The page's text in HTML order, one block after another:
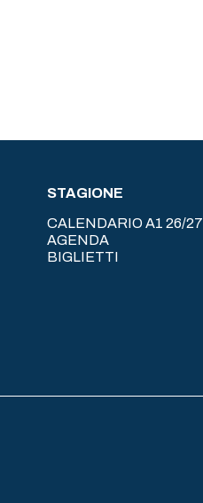
STAGIONE
CALENDARIO A1 26/27
AGENDA
BIGLIETTI